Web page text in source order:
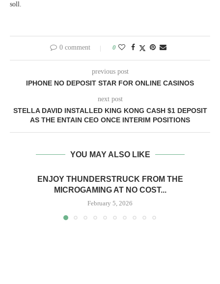
soll.
0 comment 0
previous post
IPHONE NO DEPOSIT STAR FOR ONLINE CASINOS
next post
STELLA DAVID INSTALLED KING KONG CASH $1 DEPOSIT
AS THE ENTAIN CEO ONCE INTERIM POSITIONS
YOU MAY ALSO LIKE
ENJOY THUNDERSTRUCK FROM THE
MICROGAMING AT NO COST...
February 5, 2026